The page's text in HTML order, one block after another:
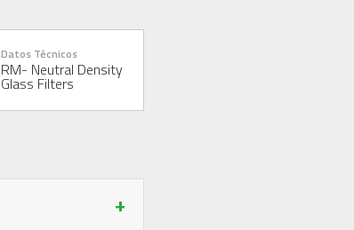
Datos Técnicos
RM- Neutral Density
Glass Filters
+